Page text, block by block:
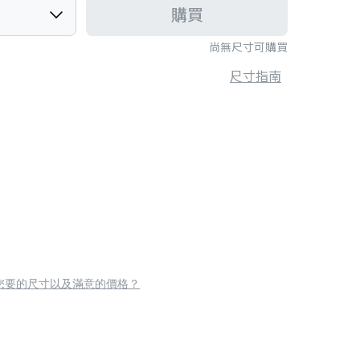
尚無尺寸可購買
購買
尺寸指南
要的尺寸以及滿意的價格？